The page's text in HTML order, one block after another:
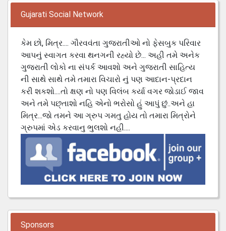
Gujarati Social Network
કેમ છો, મિત્ર.... ગૌરવવંતા ગુજરાતીઓ નો ફેસબુક પરિવાર
આપનું સ્વાગત કરવા થનગની રહ્યો છે... અહી તમે અનેક
ગુજરાતી લોકો ના સંપર્ક આવશો અને ગુજરાતી સાહિત્ય
ની સાથે સાથે તમે તમારા વિચારો નું પણ આદાન-પ્રદાન
કરી શકશો....તો ક્ષણ નો પણ વિલંબ કર્યા વગર જોડાઈ જાવ
અને તમે પછ્તાશો નહિ એનો ભરોસો હું આપું છું..અને હા
મિત્ર...જો તમને આ ગ્રુપ ગમતુ હોય તો તમારા મિત્રોને
ગ્રુપમાં એડ કરવાનુ ભુલશો નહી....
Sponsors